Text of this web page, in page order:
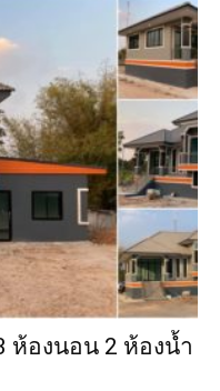
ห้องนอน 2 ห้องน้ำ